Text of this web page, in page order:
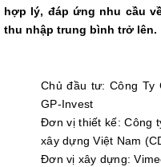
hợp lý, đáp ứng nhu cầu
thu nhập trung bình trở lên.
Chủ đầu tư: Công Ty
GP-Invest
Đơn vị thiết kế: Công
xây dựng Việt Nam
Đơn vị xây dựng: